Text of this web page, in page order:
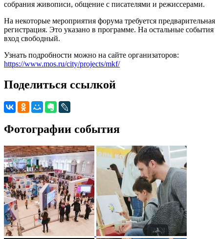
собрания живописи, общение с писателями и режиссерами.
На некоторые мероприятия форума требуется предварительная
регистрация. Это указано в программе. На остальные события
вход свободный.
Узнать подробности можно на сайте организаторов:
https://www.mos.ru/city/projects/mkf/
Поделиться ссылкой
Фотографии события